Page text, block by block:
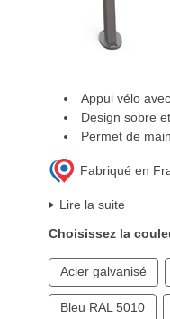
Appui vélo
Design sobre
Permet de
Fabriqué en
Lire la suite
Choisissez la
Acier galvanisé
Bleu RAL 5010